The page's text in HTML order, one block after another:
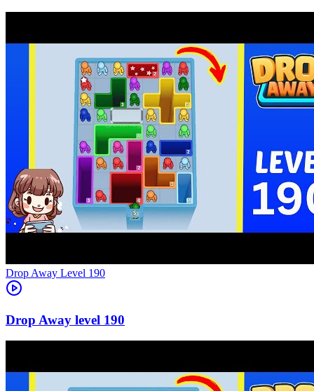
Level 190
190